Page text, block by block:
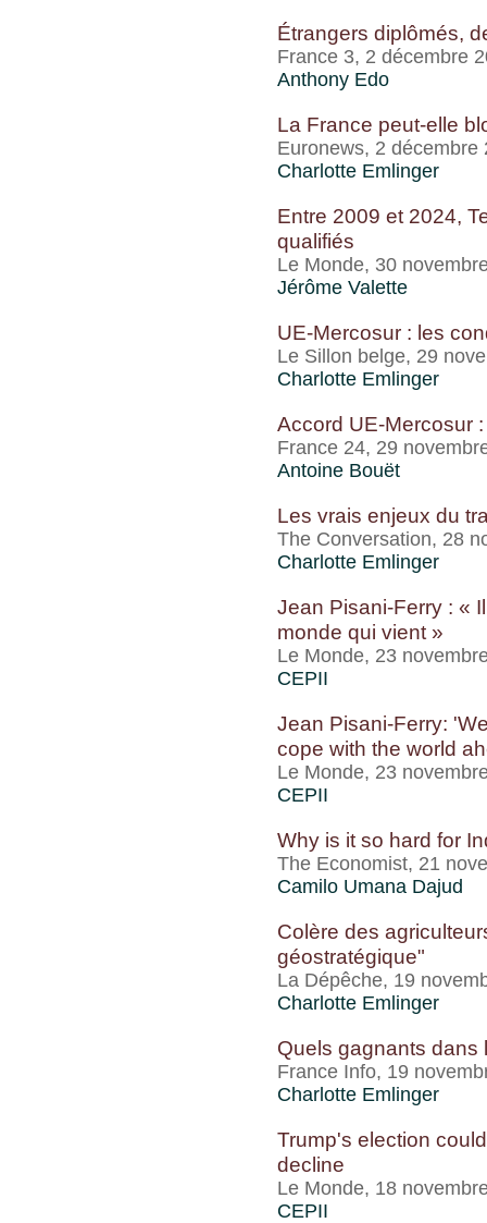
Étrangers diplômés,
France 3, 2 décembre
Anthony Edo
La France peut-elle
Euronews, 2 décembre
Charlotte Emlinger
Entre 2009 et 2024,
qualifiés
Le Monde, 30
Jérôme Valette
UE-Mercosur : les
Le Sillon belge, 29
Charlotte Emlinger
Accord UE-Mercosur
France 24, 29
Antoine Bouët
Les vrais enjeux du
The Conversation, 28
Charlotte Emlinger
Jean Pisani-Ferry : «
monde qui vient »
Le Monde, 23
CEPII
Jean Pisani-Ferry:
cope with the world
Le Monde, 23
CEPII
Why is it so hard for
The Economist, 21
Camilo Umana Dajud
Colère des
géostratégique"
La Dépêche, 19
Charlotte Emlinger
Quels gagnants dans
France Info, 19
Charlotte Emlinger
Trump's election
decline
Le Monde, 18
CEPII